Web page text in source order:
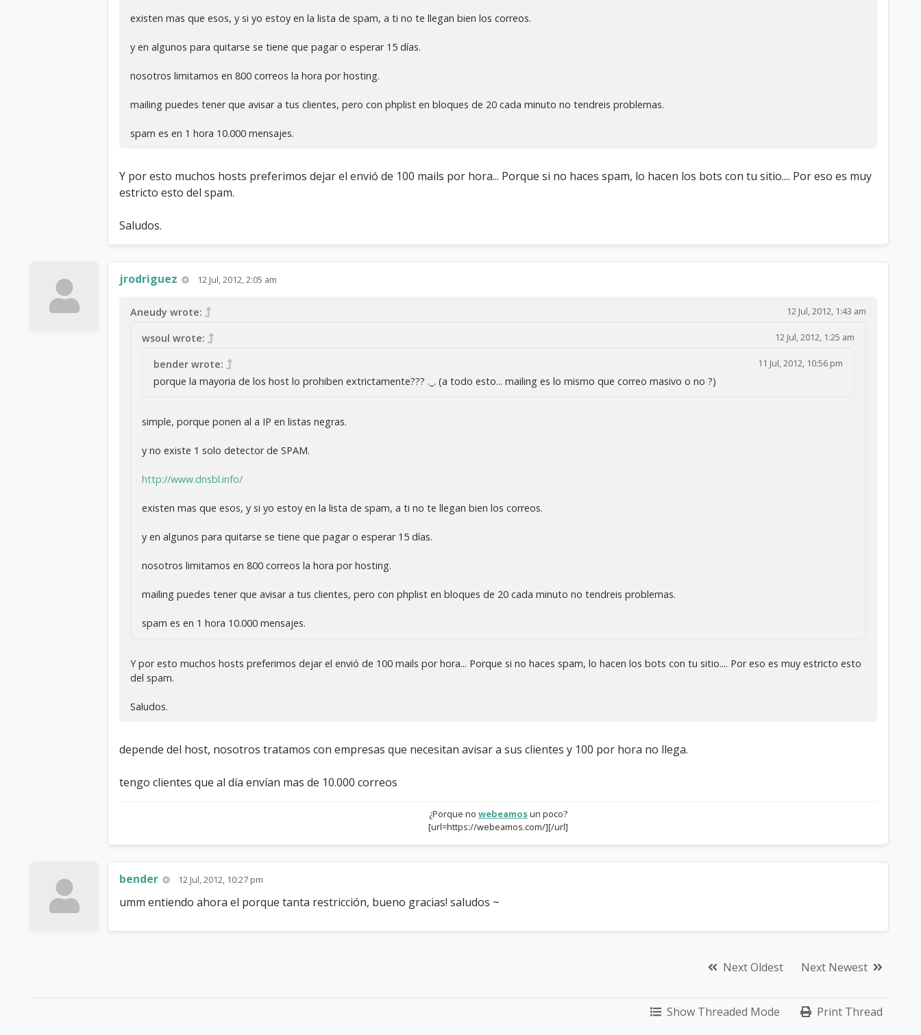
existen mas que esos, y si yo estoy en la lista de spam, a ti no te llegan bien los correos.
y en algunos para quitarse se tiene que pagar o esperar 15 días.
nosotros limitamos en 800 correos la hora por hosting.
mailing puedes tener que avisar a tus clientes, pero con phplist en bloques de 20 cada minuto no tendreis problemas.
spam es en 1 hora 10.000 mensajes.
Y por esto muchos hosts preferimos dejar el envió de 100 mails por hora... Porque si no haces spam, lo hacen los bots con tu sitio.... Por eso es muy
estricto esto del spam.
Saludos.
jrodriguez 12 Jul, 2012, 2:05 am
12 Jul, 2012, 1:43 am
Aneudy wrote:
12 Jul, 2012, 1:25 am
wsoul wrote:
11 Jul, 2012, 10:56 pm
bender wrote:
porque la mayoria de los host lo prohiben extrictamente??? ._. (a todo esto... mailing es lo mismo que correo masivo o no ?)
simple, porque ponen al a IP en listas negras.
y no existe 1 solo detector de SPAM.
http://www.dnsbl.info/
existen mas que esos, y si yo estoy en la lista de spam, a ti no te llegan bien los correos.
y en algunos para quitarse se tiene que pagar o esperar 15 días.
nosotros limitamos en 800 correos la hora por hosting.
mailing puedes tener que avisar a tus clientes, pero con phplist en bloques de 20 cada minuto no tendreis problemas.
spam es en 1 hora 10.000 mensajes.
Y por esto muchos hosts preferimos dejar el envió de 100 mails por hora... Porque si no haces spam, lo hacen los bots con tu sitio.... Por eso es muy estricto esto
del spam.
Saludos.
depende del host, nosotros tratamos con empresas que necesitan avisar a sus clientes y 100 por hora no llega.
tengo clientes que al día envían mas de 10.000 correos
¿Porque no webeamosun poco?
[url=https://webeamos.com/][/url]
bender 12 Jul, 2012, 10:27 pm
umm entiendo ahora el porque tanta restricción, bueno gracias! saludos ~
Next Oldest Next Newest
Show Threaded Mode Print Thread